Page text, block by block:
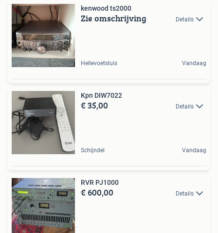
kenwood ts2000
Zie omschrijving Details
Hellevoetsluis Vandaag
Kpn DIW7022
€ 35,00 Details
Schijndel Vandaag
RVR PJ1000
€ 600,00 Details